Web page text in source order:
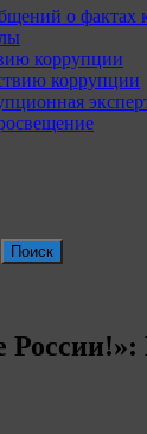
о фактах
коррупции
коррупции